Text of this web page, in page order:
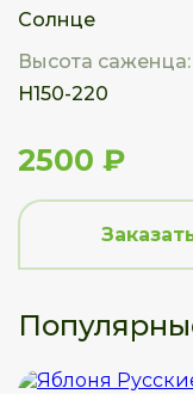
Солнце
Высота саженца:
Н150-220
2500 ₽